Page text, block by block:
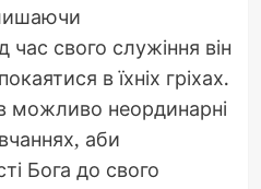
час свого служіння він
в їхніх гріхах.
можливо неординарні
аби
Бога до свого